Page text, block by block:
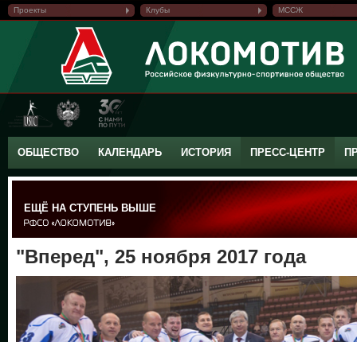
Проекты Клубы МССЖ
ОБЩЕСТВО КАЛЕНДАРЬ ИСТОРИЯ ПРЕСС-ЦЕНТР
ЕЩЁ НА СТУПЕНЬ ВЫШЕ
"Вперед", 25 ноября 2017 года